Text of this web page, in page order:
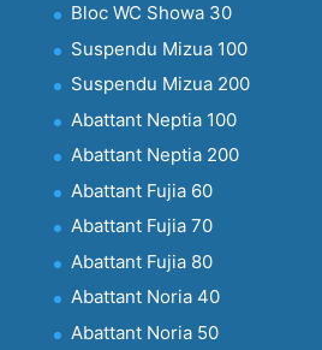
Bloc WC Showa 30
Suspendu Mizua 100
Suspendu Mizua 200
Abattant Neptia 100
Abattant Neptia 200
Abattant Fujia 60
Abattant Fujia 70
Abattant Fujia 80
Abattant Noria 40
Abattant Noria 50